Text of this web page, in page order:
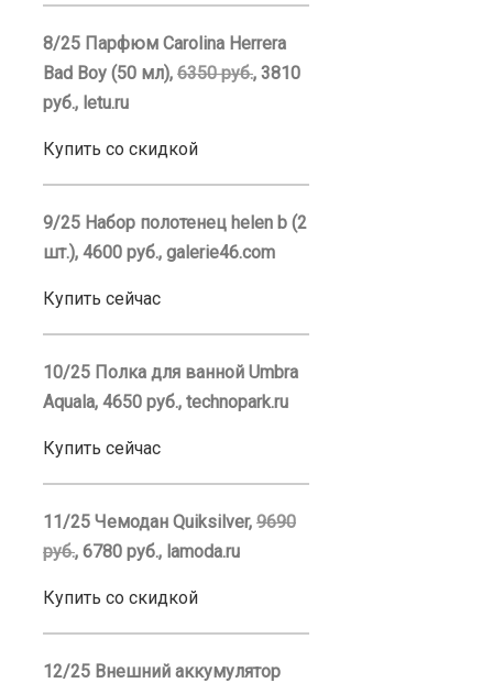
8/25 Парфюм Carolina Herrera
Bad Boy (50 мл), 6350 руб., 3810
руб., letu.ru
Купить со скидкой
9/25 Набор полотенец helen b (2
шт.), 4600 руб., galerie46.com
Купить сейчас
10/25 Полка для ванной Umbra
Aquala, 4650 руб., technopark.ru
Купить сейчас
11/25 Чемодан Quiksilver, 9690
руб., 6780 руб., lamoda.ru
Купить со скидкой
12/25 Внешний аккумулятор